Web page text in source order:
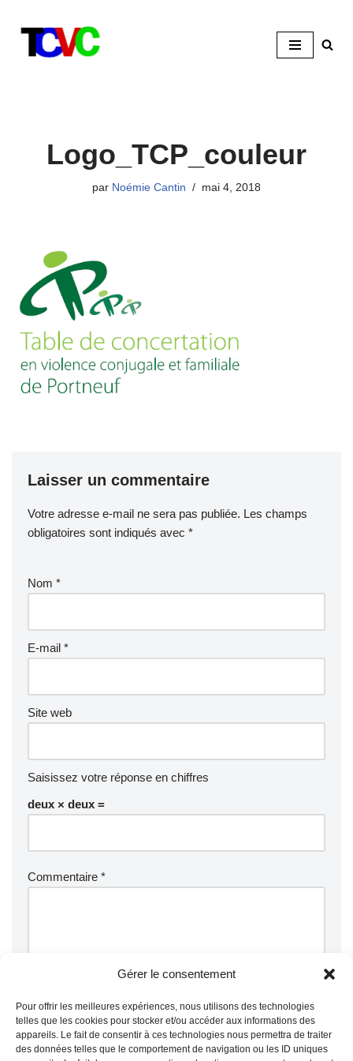
Gérer le consentement
Pour offrir les meilleures expériences, nous utilisons des technologies
telles que les cookies pour stocker et/ou accéder aux informations des
appareils. Le fait de consentir à ces technologies nous permettra de traiter
des données telles que le comportement de navigation ou les ID uniques
Logo_TCP_couleur
par Noémie Cantin mai 4, 2018
Laisser un commentaire
Votre adresse e-mail ne sera pas publiée. Les champs
obligatoires sont indiqués avec *
Nom *
E-mail *
Site web
Saisissez votre réponse en chiffres
deux × deux =
Commentaire *